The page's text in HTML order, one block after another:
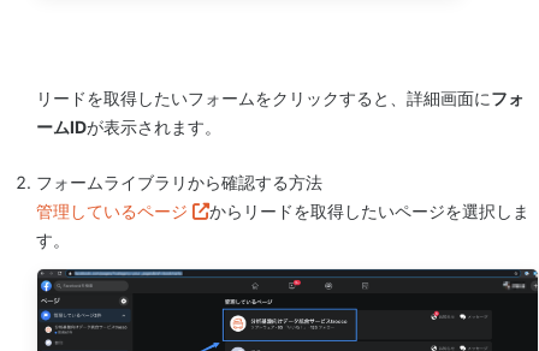
リードを取得したいフォームをクリックすると、詳細画面にフォ
ームIDが表示されます。
フォームライブラリから確認する方法
管理しているページ
からリードを取得したいページを選択しま
す。